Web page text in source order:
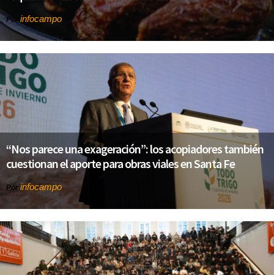
Por infocampo
“Nos parece una exageración”: los acopiadores también
cuestionan el aporte para obras viales en Santa Fe
Por infocampo